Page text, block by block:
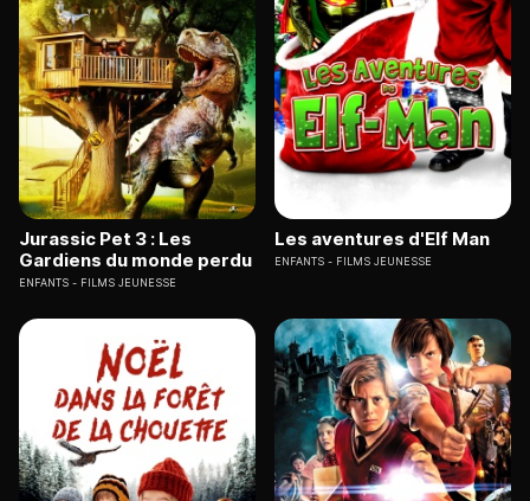
Jurassic Pet 3 : Les
Gardiens du monde perdu
ENFANTS FILMS JEUNESSE
Les aventures d'Elf Man
ENFANTS FILMS JEUNESSE